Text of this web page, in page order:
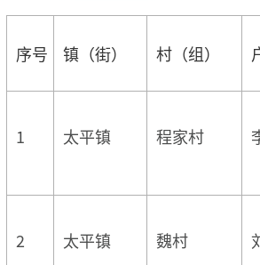
序号 镇（街） 村（组）
1 太平镇 程家村
2 太平镇 魏村